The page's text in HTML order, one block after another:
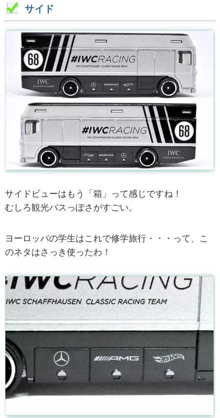
サイド
サイドビューはもう「箱」って感じですね！
むしろ観光バスっぽさがすごい。
ヨーロッパの学生はこれで修学旅行・・・って、こ
のネタはさっき使ったわ！